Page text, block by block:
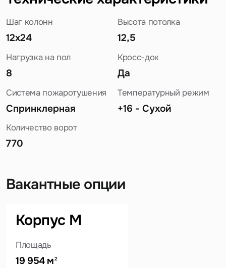
Шаг колонн
12x24
Высота потолка
12,5
Нагрузка на пол
8
Кросс-док
Да
Система пожаротушения
Спринклерная
Температурный режим
+16 - Сухой
Количество ворот
770
Вакантные опции
Корпус М
Площадь
19 954 м 2